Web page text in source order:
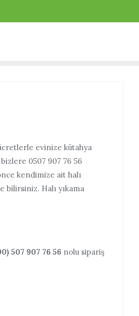
evinize kütahya
0507 907 76 56
kendimize ait halı
bilirsiniz. Halı yıkama
507 907 76 56 nolu sipariş